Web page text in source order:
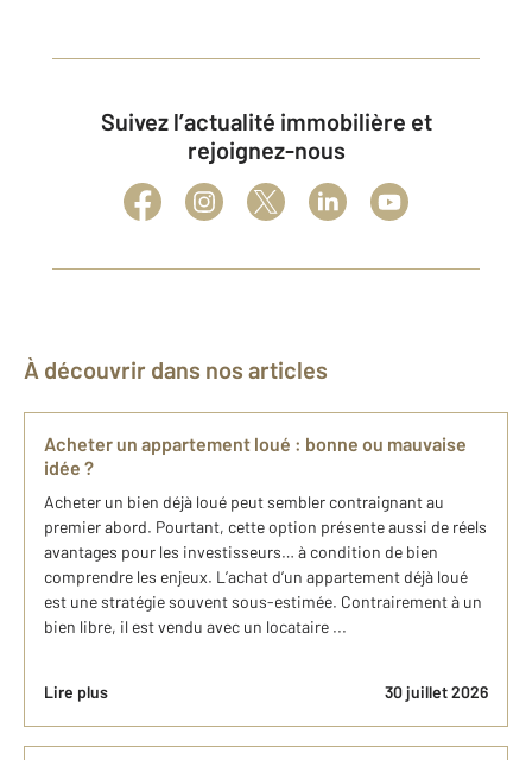
Suivez l’actualité immobilière et
rejoignez-nous
À découvrir dans nos articles
Acheter un appartement loué : bonne ou mauvaise
idée ?
Acheter un bien déjà loué peut sembler contraignant au
premier abord. Pourtant, cette option présente aussi de réels
avantages pour les investisseurs… à condition de bien
comprendre les enjeux. L’achat d’un appartement déjà loué
est une stratégie souvent sous-estimée. Contrairement à un
bien libre, il est vendu avec un locataire ...
Lire plus 30 juillet 2026